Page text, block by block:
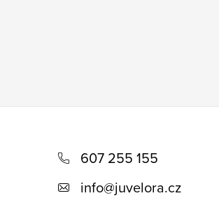
607 255 155
info@juvelora.cz